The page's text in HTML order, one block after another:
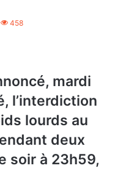
458
mardi
l’interdiction
lourds au
deux
soir à 23h59,